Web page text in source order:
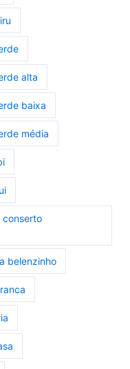
alta
baixa
média
conserto
belenzinho